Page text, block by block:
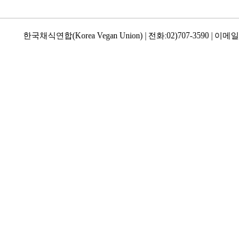
한국채식연합(Korea Vegan Union) | 전화:02)707-3590 | 이메